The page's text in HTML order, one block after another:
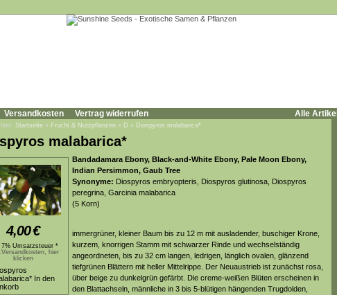
Versandkosten Vertrag widerrufen Alle Artikel
Startseite » Frucht & Nutzpflanzen » D » Diospyros malabarica*
malabarica*
4,00€
7% Umsatzsteuer *
hier
klicken
Bandadamara Ebony, Black-and-White Ebony, Pale Moon Ebony,
Indian Persimmon, Gaub Tree
Synonyme: Diospyros embryopteris, Diospyros glutinosa, Diospyros
peregrina, Garcinia malabarica
(5 Korn)
immergrüner, kleiner Baum bis zu 12 m mit ausladender, buschiger Krone,
kurzem, knorrigen Stamm mit schwarzer Rinde und wechselständig
angeordneten, bis zu 32 cm langen, ledrigen, länglich ovalen, glänzend
tiefgrünen Blättern mit heller Mittelrippe. Der Neuaustrieb ist zunächst rosa,
über beige zu dunkelgrün gefärbt. Die creme-weißen Blüten erscheinen in
den Blattachseln, männliche in 3 bis 5-blütigen hängenden Trugdolden,